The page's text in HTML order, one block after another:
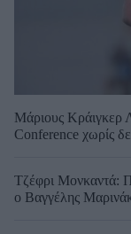
Μάριους Κράιγκερ
Conference χωρίς
Τζέφρι Μονκαντά:
ο Βαγγέλης